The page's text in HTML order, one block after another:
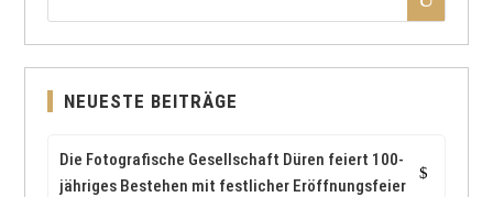
NEUESTE BEITRÄGE
Die Fotografische Gesellschaft Düren feiert 100-
jähriges Bestehen mit festlicher Eröffnungsfeier